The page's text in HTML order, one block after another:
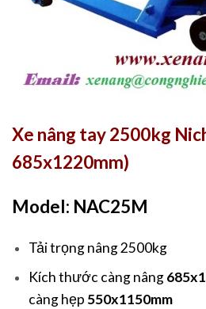
Xe nâng tay 2500kg
685x1220mm)
Model: NAC25M
Tải trọng nâng 2500kg
Kích thước càng nâng
càng hẹp 550x1150mm